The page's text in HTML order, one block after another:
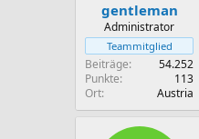
gentleman
Administrator
Teammitglied
Beiträge
54.252
Punkte
113
Ort
Austria